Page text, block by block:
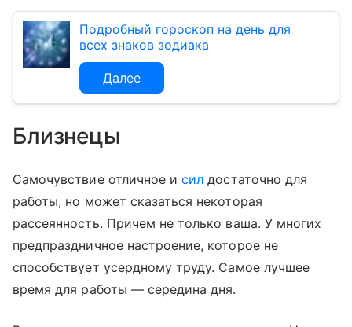
Подробный гороскоп на день для
всех знаков зодиака
Далее
Близнецы
Самочувствие отличное исил достаточно для
работы, но может сказаться некоторая
рассеянность. Причем не только ваша. У многих
предпраздничное настроение, которое не
способствует усердному труду. Самое лучшее
время для работы — середина дня.